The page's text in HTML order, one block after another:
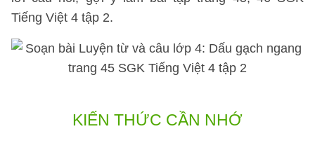
Tiếng Việt 4 tập 2.
KIẾN THỨC CẦN NHỚ